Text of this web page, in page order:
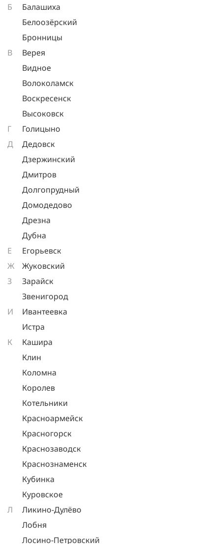
Б
Балашиха
Белоозёрский
Бронницы
В
Верея
Видное
Волоколамск
Воскресенск
Высоковск
Г
Голицыно
Д
Дедовск
Дзержинский
Дмитров
Долгопрудный
Домодедово
Дрезна
Дубна
Е
Егорьевск
Ж
Жуковский
З
Зарайск
Звенигород
И
Ивантеевка
Истра
К
Кашира
Клин
Коломна
Королев
Котельники
Красноармейск
Красногорск
Краснозаводск
Краснознаменск
Кубинка
Куровское
Л
Ликино-Дулёво
Лобня
Лосино-Петровский